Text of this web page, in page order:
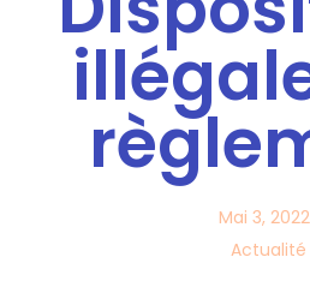
Mai 3, 2022
Actualité